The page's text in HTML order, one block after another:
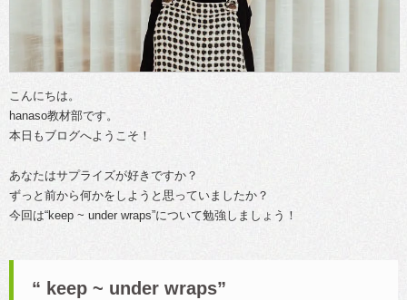
こんにちは。
hanaso教材部です。
本日もブログへようこそ！
あなたはサプライズが好きですか？
ずっと前から何かをしようと思っていましたか？
今回は“keep ~ under wraps”について勉強しましょう！
“ keep ~ under wraps”